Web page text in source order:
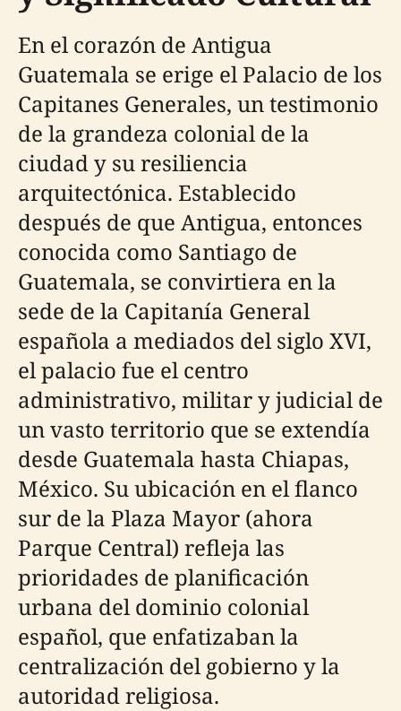
En el corazón de Antigua
Guatemala se erige el Palacio de los
Capitanes Generales, un testimonio
de la grandeza colonial de la
ciudad y su resiliencia
arquitectónica. Establecido
después de que Antigua, entonces
conocida como Santiago de
Guatemala, se convirtiera en la
sede de la Capitanía General
española a mediados del siglo XVI,
el palacio fue el centro
administrativo, militar y judicial de
un vasto territorio que se extendía
desde Guatemala hasta Chiapas,
México. Su ubicación en el flanco
sur de la Plaza Mayor (ahora
Parque Central) refleja las
prioridades de planificación
urbana del dominio colonial
español, que enfatizaban la
centralización del gobierno y la
autoridad religiosa.